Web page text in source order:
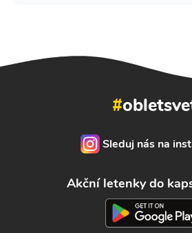
#
Sleduj nás na
Akční letenky do